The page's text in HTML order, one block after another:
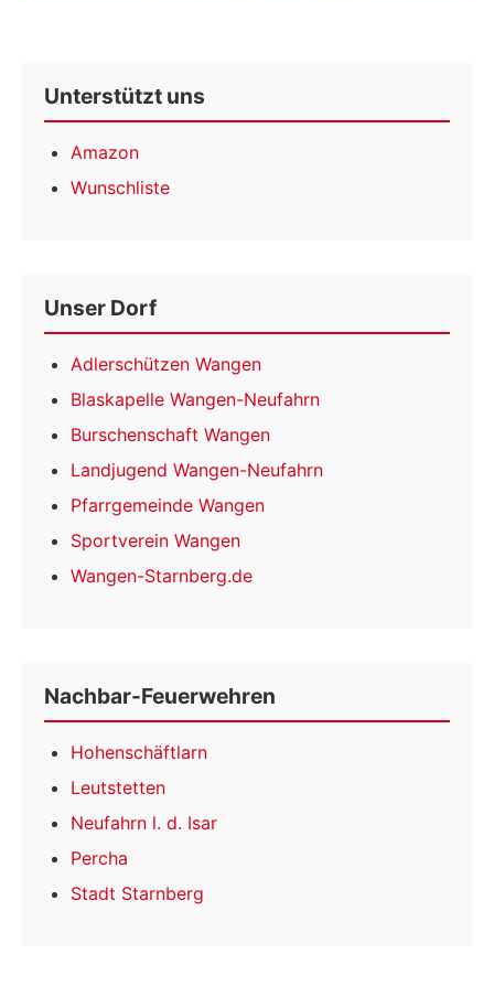
Unterstützt uns
Amazon
Wunschliste
Unser Dorf
Adlerschützen Wangen
Blaskapelle Wangen-Neufahrn
Burschenschaft Wangen
Landjugend Wangen-Neufahrn
Pfarrgemeinde Wangen
Sportverein Wangen
Wangen-Starnberg.de
Nachbar-Feuerwehren
Hohenschäftlarn
Leutstetten
Neufahrn l. d. Isar
Percha
Stadt Starnberg